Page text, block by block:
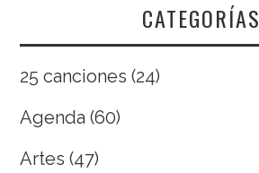
CATEGORÍAS
25 canciones (24)
Agenda (60)
Artes (47)